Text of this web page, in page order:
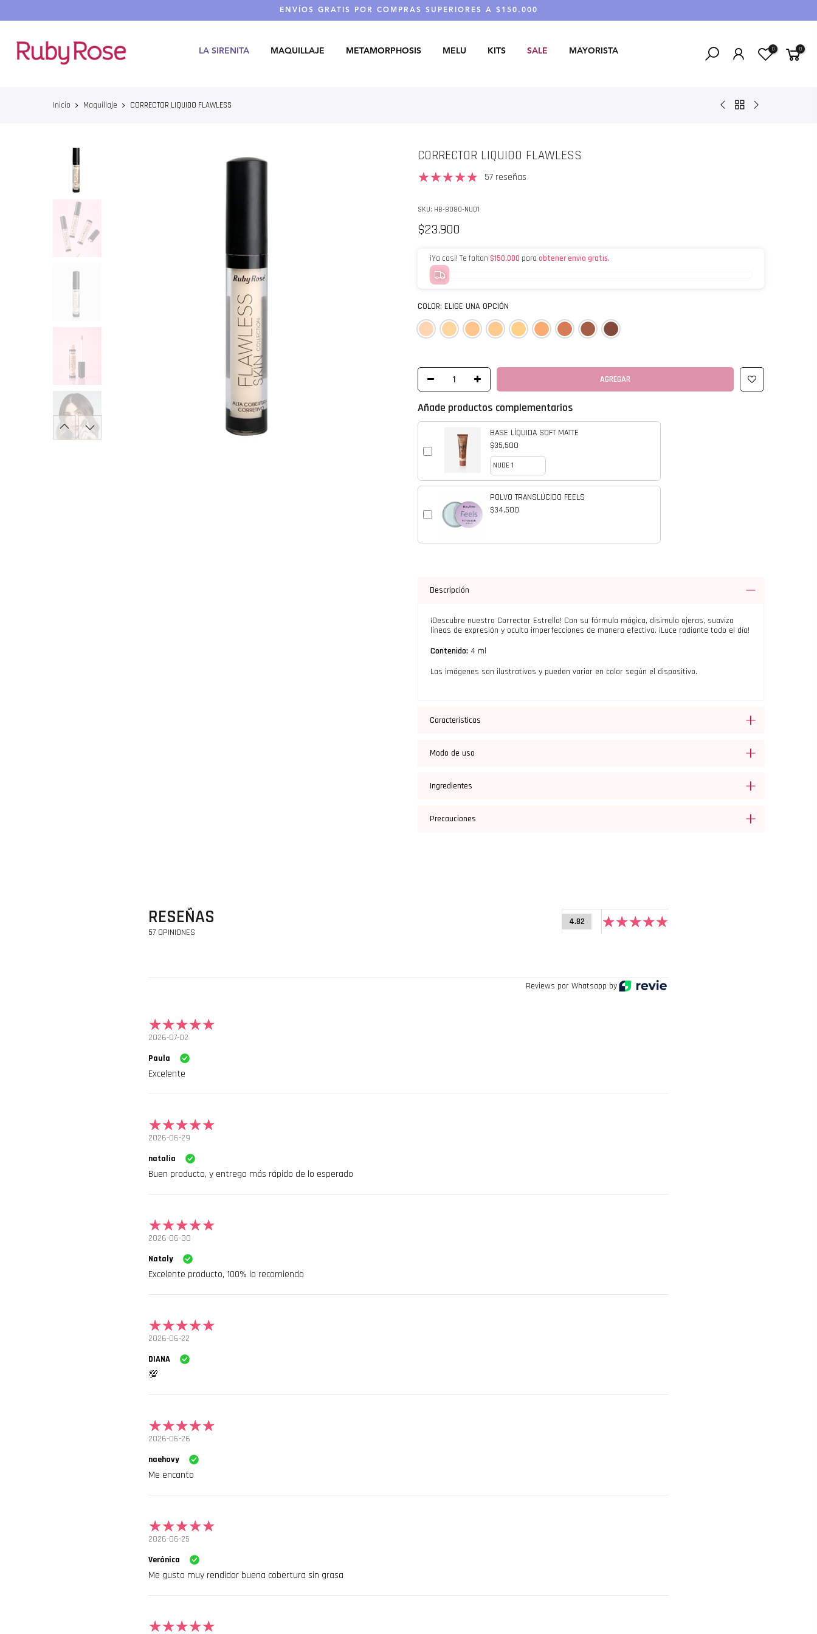
contenido
ENVÍOS GRATIS POR COMPRAS SUPERIORES A $150.000
LA SIRENITA MAQUILLAJE METAMORPHOSIS MELU KITS SALE MAYORISTA 0 0
Inicio Maquillaje CORRECTOR LIQUIDO FLAWLESS
CORRECTOR LIQUIDO FLAWLESS
57 reseñas
SKU: HB-8080-NUD1
$23.900
¡Ya casi! Te faltan $150.000 para obtener envío gratis.
COLOR: ELIGE UNA OPCIÓN
AGREGAR
Añade productos complementarios
BASE LÍQUIDA SOFT MATTE
$35,500
POLVO TRANSLÚCIDO FEELS
$34,500
Descripción
¡Descubre nuestro Corrector Estrella! Con su fórmula mágica, disimula ojeras, suaviza
líneas de expresión y oculta imperfecciones de manera efectiva. ¡Luce radiante todo el día!
Contenido: 4 ml
Las imágenes son ilustrativas y pueden variar en color según el dispositivo.
Características
Modo de uso
Ingredientes
Precauciones
RESEÑAS
57 OPINIONES
4.82
Reviews por Whatsapp by
2026-07-02
Paula
Excelente
2026-06-29
natalia
Buen producto, y entrego más rápido de lo esperado
2026-06-30
Nataly
Excelente producto, 100% lo recomiendo
2026-06-22
DIANA
💯
2026-06-26
naehovy
Me encanto
2026-06-25
Verónica
Me gusto muy rendidor buena cobertura sin grasa